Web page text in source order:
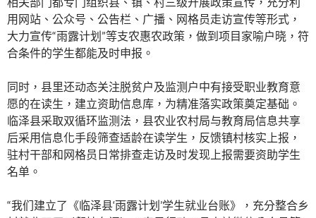
用网站、公众号、公告栏、广播、网格员走访宣传等形式，
大力宣传“雨露计划”等支农惠农政策，做到项目家喻户晓，符
合条件的学生都能及时申报。
同时，县里还动态关注脱贫户及监测户中有接受职业教育意
愿的在读生，建立资助信息库，为精准落实政策奠定基础。
临泽县采取双循环监测法，县农业农村局与教育局信息共享
后采用信息化手段筛查适龄在读学生，反馈镇村核实上报，
驻村干部和网格员日常排查走访及时发现上报需要资助学生
名单。
“我们建立了《临泽县‘雨露计划’学生就业台账》，充分整合乡